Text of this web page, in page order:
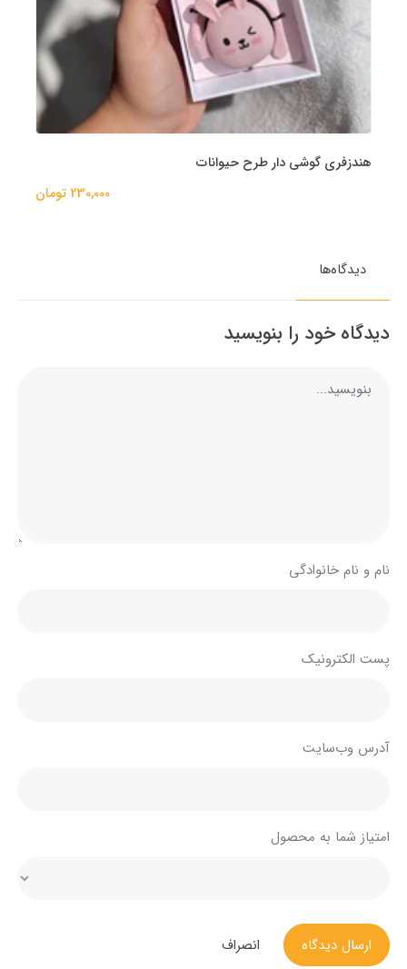
هندزفری گوشی دار طرح حیوانات
230,000 تومان
دیدگاه‌ها
دیدگاه خود را بنویسید
نام و نام خانوادگی
پست الکترونیک
آدرس وب‌سایت
امتیاز شما به محصول
ارسال دیدگاه انصراف